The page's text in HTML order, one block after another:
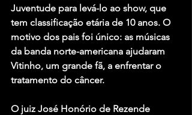
Juventude para levá-lo ao show, que
tem classificação etária de 10 anos. O
motivo dos pais foi único: as músicas
da banda norte-americana ajudaram
Vitinho, um grande fã, a enfrentar o
tratamento do câncer.
O juiz José Honório de Rezende